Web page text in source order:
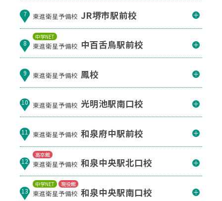
7 東進衛星予備校 JR堺市駅前校
中学NET
8 東進衛星予備校 中百舌鳥駅前校
9 東進衛星予備校 鳳校
10 東進衛星予備校 光明池駅南口校
11 東進衛星予備校 和泉府中駅前校
高卒館
12 東進衛星予備校 和泉中央駅北口校
中学NET 現役館
13 東進衛星予備校 和泉中央駅南口校